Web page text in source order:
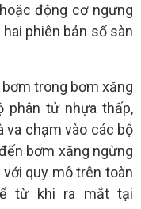
động cơ ngưng
phiên bản số sàn
trong bơm xăng
phân tử nhựa thấp,
va chạm vào các bộ
bơm xăng ngừng
quy mô trên toàn
từ khi ra mắt tại